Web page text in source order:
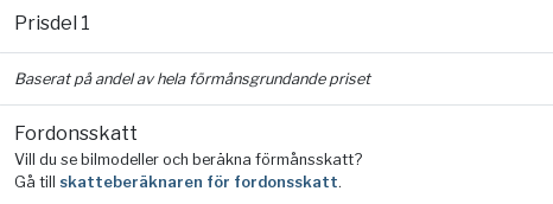
Prisdel 1
Baserat på andel av hela förmånsgrundande priset
Fordonsskatt
Vill du se bilmodeller och beräkna förmånsskatt?
Gå till skatteberäknaren för fordonsskatt.